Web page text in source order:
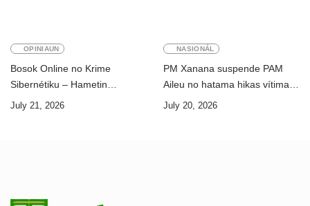
OPINIAUN
Bosok Online no Krime
Sibernétiku – Hametin
Seguransa Dijitál ba Futuru
July 21, 2026
NASIONÁL
PM Xanana suspende PAM
Aileu no hatama hikas vítima
AMA ba servisu
July 20, 2026